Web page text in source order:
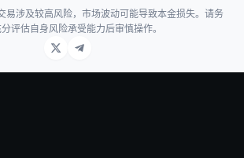
易涉及较高风险，市场波动可能导致本金损失。请务
评估自身风险承受能力后审慎操作。